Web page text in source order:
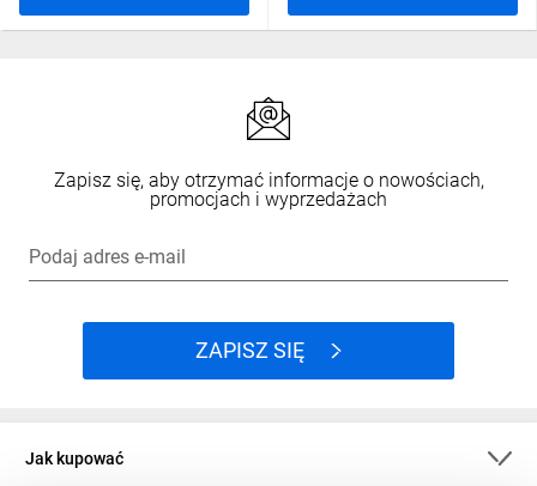
Zapisz się, aby otrzymać informacje o nowościach,
promocjach i wyprzedażach
Podaj adres e-mail
ZAPISZ SIĘ
Jak kupować